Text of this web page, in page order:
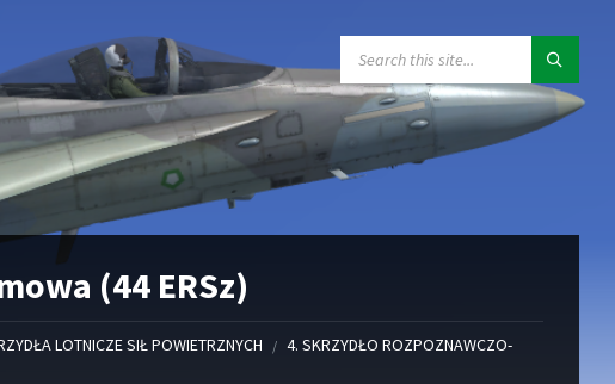
(44 ERSz)
LOTNICZE SIŁ POWIETRZNYCH / 4. SKRZYDŁO ROZPOZNAWCZO-